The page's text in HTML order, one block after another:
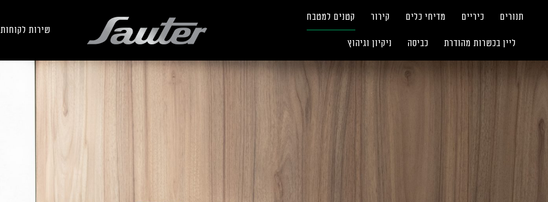
תנורים כיריים מדיחי כלים קירור קטנים למטבח
ליין בכשרות מהודרת כביסה ניקיון וגיהוץ
שירות לקוחות